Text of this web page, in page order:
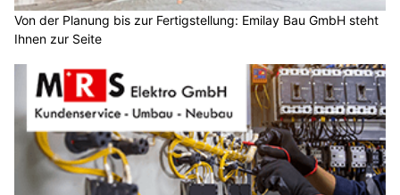
Von der Planung bis zur Fertigstellung: Emilay Bau GmbH steht
Ihnen zur Seite